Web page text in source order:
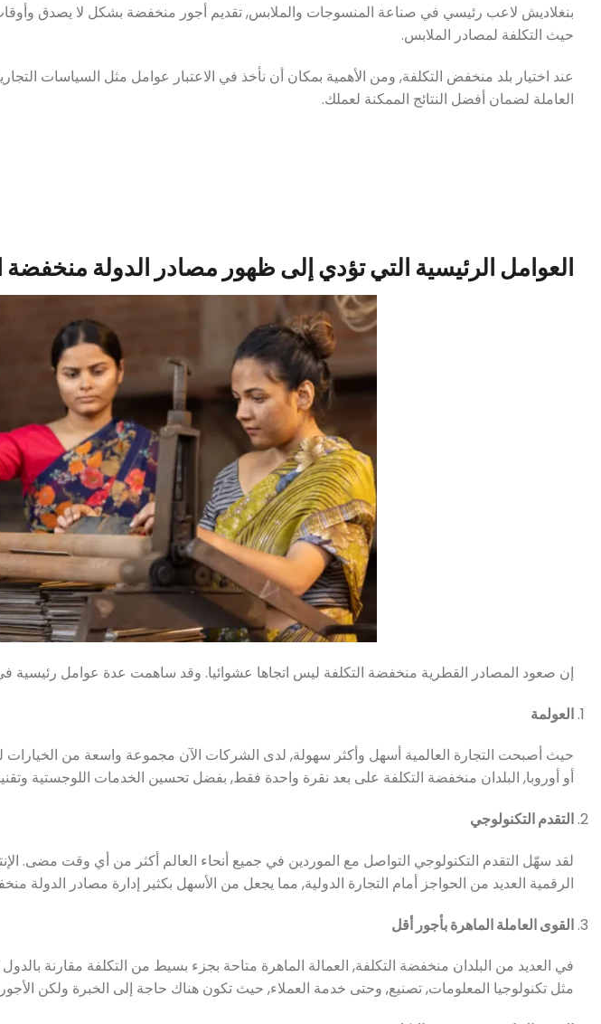
بنغلاديش لاعب رئيسي في صناعة المنسوجات والملابس, تقديم أجور منخفضة بشكل لا يصدق وأوقات
حيث التكلفة لمصادر الملابس.
عند اختيار بلد منخفض التكلفة, ومن الأهمية بمكان أن نأخذ في الاعتبار عوامل مثل السياسات
العاملة لضمان أفضل النتائج الممكنة لعملك.
العوامل الرئيسية التي تؤدي إلى ظهور مصادر الدولة منخفضة
إن صعود المصادر القطرية منخفضة التكلفة ليس اتجاها عشوائيا. وقد ساهمت عدة عوامل رئيسية
العولمة
حيث أصبحت التجارة العالمية أسهل وأكثر سهولة, لدى الشركات الآن مجموعة واسعة من الخيارات
أو أوروبا, البلدان منخفضة التكلفة على بعد نقرة واحدة فقط, بفضل تحسين الخدمات اللوجستية
التقدم التكنولوجي
لقد سهّل التقدم التكنولوجي التواصل مع الموردين في جميع أنحاء العالم أكثر من أي وقت مضى.
الرقمية العديد من الحواجز أمام التجارة الدولية, مما يجعل من الأسهل بكثير إدارة مصادر الدولة
القوى العاملة الماهرة بأجور أقل
في العديد من البلدان منخفضة التكلفة, العمالة الماهرة متاحة بجزء بسيط من التكلفة مقارنة
مثل تكنولوجيا المعلومات, تصنيع, وحتى خدمة العملاء, حيث تكون هناك حاجة إلى الخبرة ولكن